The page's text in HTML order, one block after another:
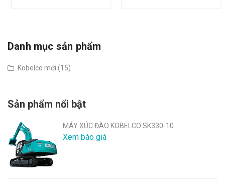
Danh mục sản phẩm
Kobelco mới (15)
Sản phẩm nổi bật
MÁY XÚC ĐÀO KOBELCO SK330-10
Xem báo giá